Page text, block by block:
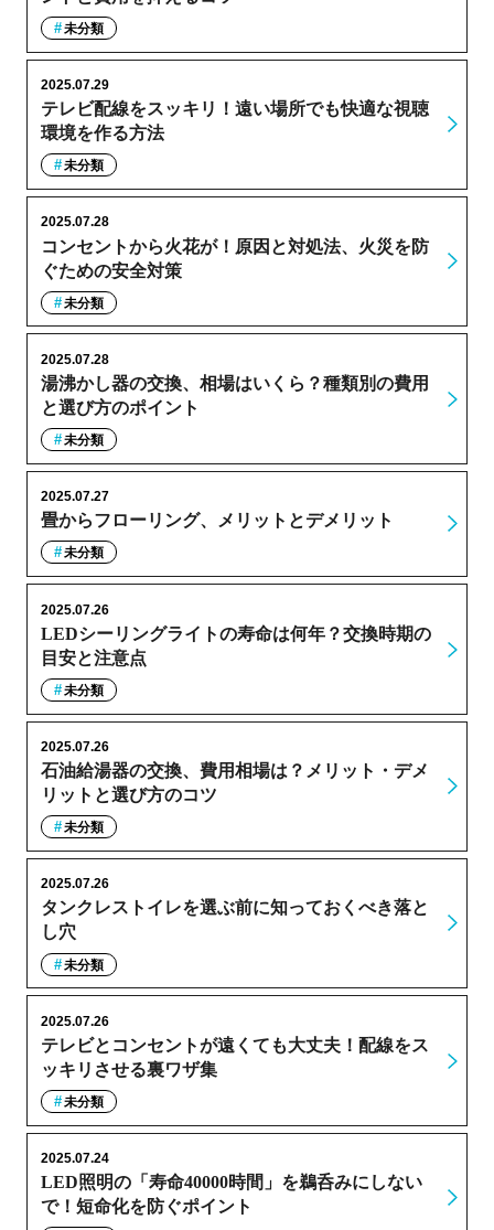
未分類
テレビ配線をスッキリ！遠い場所でも快適な視聴
環境を作る方法
2025.07.29
未分類
コンセントから火花が！原因と対処法、火災を防
ぐための安全対策
2025.07.28
未分類
湯沸かし器の交換、相場はいくら？種類別の費用
と選び方のポイント
2025.07.28
未分類
畳からフローリング、メリットとデメリット
2025.07.27
未分類
LEDシーリングライトの寿命は何年？交換時期の
目安と注意点
2025.07.26
未分類
石油給湯器の交換、費用相場は？メリット・デメ
リットと選び方のコツ
2025.07.26
未分類
タンクレストイレを選ぶ前に知っておくべき落と
し穴
2025.07.26
未分類
テレビとコンセントが遠くても大丈夫！配線をス
ッキリさせる裏ワザ集
2025.07.26
未分類
LED照明の「寿命40000時間」を鵜呑みにしない
で！短命化を防ぐポイント
2025.07.24